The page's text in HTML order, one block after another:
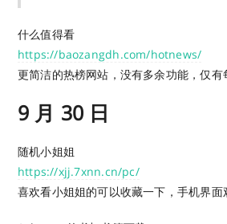
什么值得看
https://baozangdh.com/hotnews/
更简洁的热榜网站，没有多余功能，仅有
9 月 30 日
随机小姐姐
https://xjj.7xnn.cn/pc/
喜欢看小姐姐的可以收藏一下，手机界面